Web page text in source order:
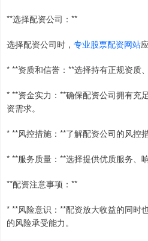
**选择配资公司：**
选择配资公司时， 专业股票配资网站
* **资质和信誉：**选择持有正规资质
* **资金实力：**确保配资公司拥有充
资需求。
* **风控措施：**了解配资公司的风控
* **服务质量：**选择提供优质服务、
**配资注意事项：**
* **风险意识：**配资放大收益的同时
的风险承受能力。